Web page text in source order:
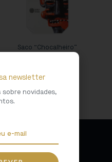
Saco “Chocalheiro”
newsletter
sobre novidades,